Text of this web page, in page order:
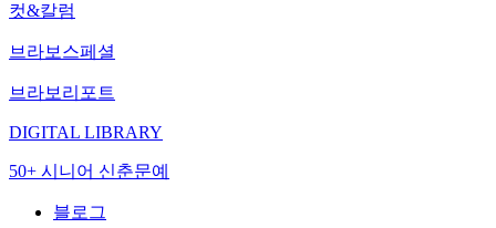
컷&칼럼
브라보스페셜
브라보리포트
DIGITAL LIBRARY
50+ 시니어 신춘문예
블로그